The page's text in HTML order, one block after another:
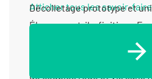
Afficher tous les savoir-faire